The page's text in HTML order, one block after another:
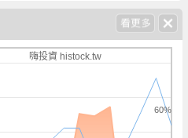
嗨投資 histock.tw
60%